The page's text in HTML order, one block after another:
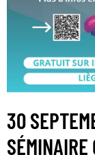
30
SÉMINAIRE